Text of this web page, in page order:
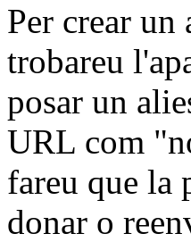
Per crear un
trobareu
posar un
URL com
fareu que la
donar o